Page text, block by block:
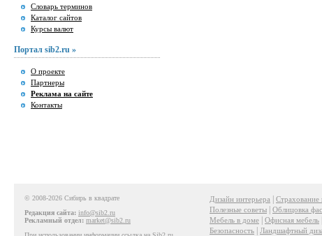
Словарь терминов
Каталог сайтов
Курсы валют
Портал sib2.ru »
О проекте
Партнеры
Реклама на сайте
Контакты
© 2008-2026 Сибирь в квадрате
Редакция сайта: info@sib2.ru
Рекламный отдел: market@sib2.ru
Дизайн интерьера
Полезные советы
Облицовка
Мебель в доме
Офисная мебель
Безопасность
Ландшафтный